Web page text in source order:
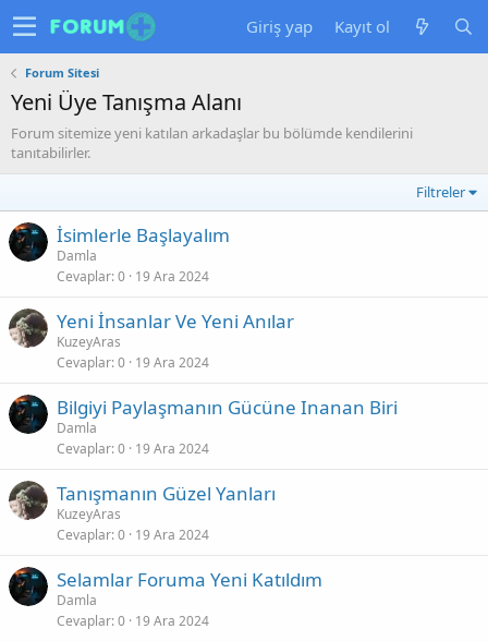
Giriş yap Kayıt ol
Forum Sitesi
Yeni Üye Tanışma Alanı
Forum sitemize yeni katılan arkadaşlar bu bölümde kendilerini
tanıtabilirler.
Filtreler
İsimlerle Başlayalım
Damla
Cevaplar 0 19 Ara 2024
Yeni İnsanlar Ve Yeni Anılar
KuzeyAras
Cevaplar 0 19 Ara 2024
Bilgiyi Paylaşmanın Gücüne Inanan Biri
Damla
Cevaplar 0 19 Ara 2024
Tanışmanın Güzel Yanları
KuzeyAras
Cevaplar 0 19 Ara 2024
Selamlar Foruma Yeni Katıldım
Damla
Cevaplar 0 19 Ara 2024